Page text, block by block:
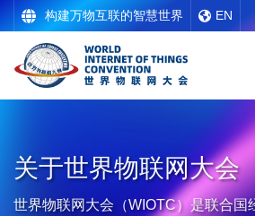
构建万物互联的智慧世界 EN
关于世界物联网大会
世界物联网大会（WIOTC）是联合国